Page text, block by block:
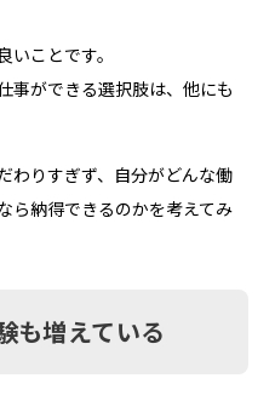
ことです。
事ができる選択肢は、他にも
わりすぎず、自分がどんな働
ら納得できるのかを考えてみ
も増えている